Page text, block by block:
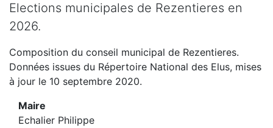
Elections municipales de Rezentieres en
2026.
Composition du conseil municipal de Rezentieres.
Données issues du Répertoire National des Elus, mises
à jour le 10 septembre 2020.
Maire
Echalier Philippe